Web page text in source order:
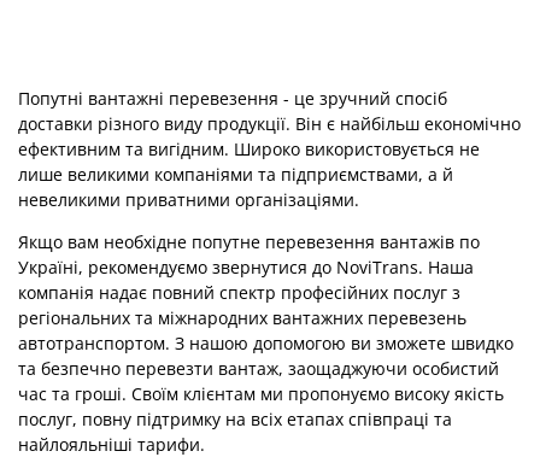
Попутні вантажні перевезення - це зручний спосіб
доставки різного виду продукції. Він є найбільш економічно
ефективним та вигідним. Широко використовується не
лише великими компаніями та підприємствами, а й
невеликими приватними організаціями.
Якщо вам необхідне попутне перевезення вантажів по
Україні, рекомендуємо звернутися до NoviTrans. Наша
компанія надає повний спектр професійних послуг з
регіональних та міжнародних вантажних перевезень
автотранспортом. З нашою допомогою ви зможете швидко
та безпечно перевезти вантаж, заощаджуючи особистий
час та гроші. Своїм клієнтам ми пропонуємо високу якість
послуг, повну підтримку на всіх етапах співпраці та
найлояльніші тарифи.